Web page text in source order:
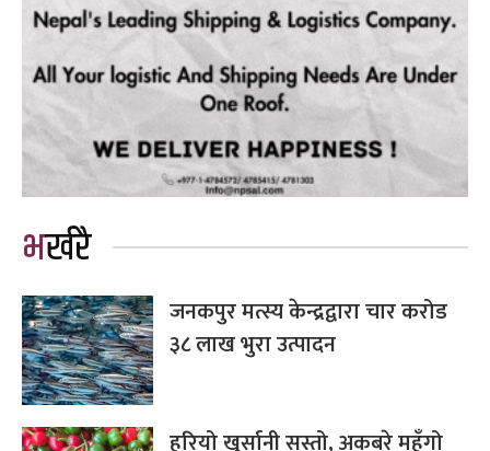
भर्खरै
जनकपुर मत्स्य केन्द्रद्वारा चार करोड
३८ लाख भुरा उत्पादन
हरियो खुर्सानी सस्तो, अकबरे महँगो